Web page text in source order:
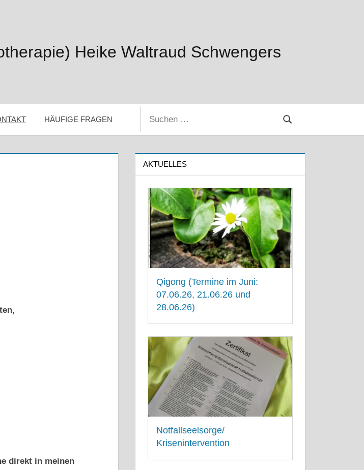
Heike Waltraud Schwengers
HÄUFIGE FRAGEN
Suchen
direkt in meinen
AKTUELLES
Qigong (Termine im Juni:
07.06.26, 21.06.26 und
28.06.26)
13. JUNI 2025
Notfallseelsorge/
Krisenintervention
8. SEPTEMBER 2022